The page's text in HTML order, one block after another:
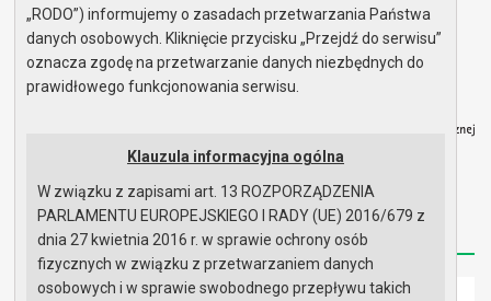
Biuletyn Informacji Publicznej
Urząd Miasta i Gminy w Gryfinie
Strona główna Mapa serwisu Aktualności
Redakcja Instrukcja korzystania Dostępność
Strona główna
„RODO”) informujemy o zasadach przetwarzania Państwa
danych osobowych. Kliknięcie przycisku „Przejdź do serwisu”
oznacza zgodę na przetwarzanie danych niezbędnych do
prawidłowego funkcjonowania serwisu.
Klauzula informacyjna ogólna
W związku z zapisami art. 13 ROZPORZĄDZENIA
PARLAMENTU EUROPEJSKIEGO I RADY (UE) 2016/679 z
dnia 27 kwietnia 2016 r. w sprawie ochrony osób
fizycznych w związku z przetwarzaniem danych
osobowych i w sprawie swobodnego przepływu takich